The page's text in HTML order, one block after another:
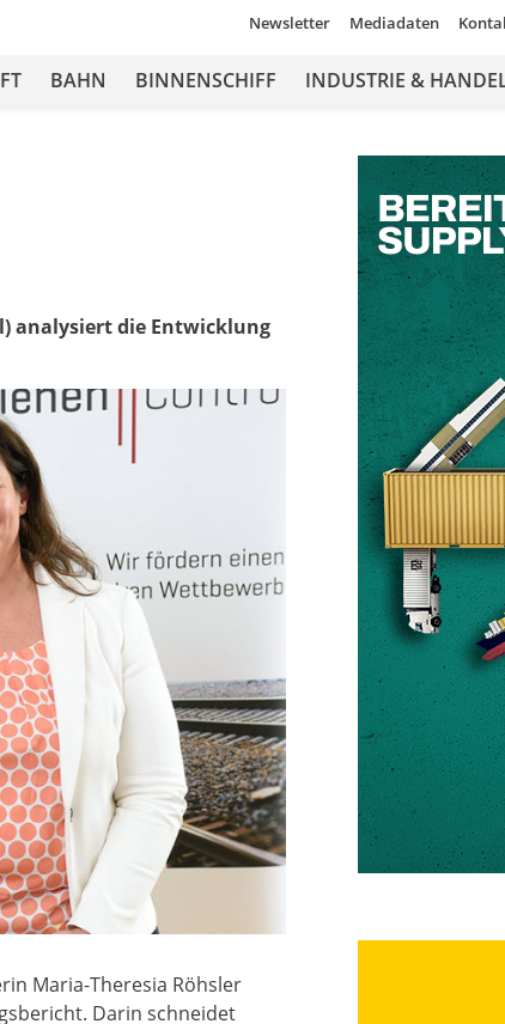
Newsletter Mediadaten
BAHN BINNENSCHIFF INDUSTRIE &
analysiert die Entwicklung
Maria-Theresia Röhsler
Darin schneidet